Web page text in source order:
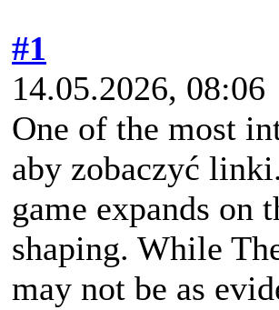
#1
14.05.2026, 08:06
One of the most
aby zobaczyć linki.
game expands
shaping. While
may not be as